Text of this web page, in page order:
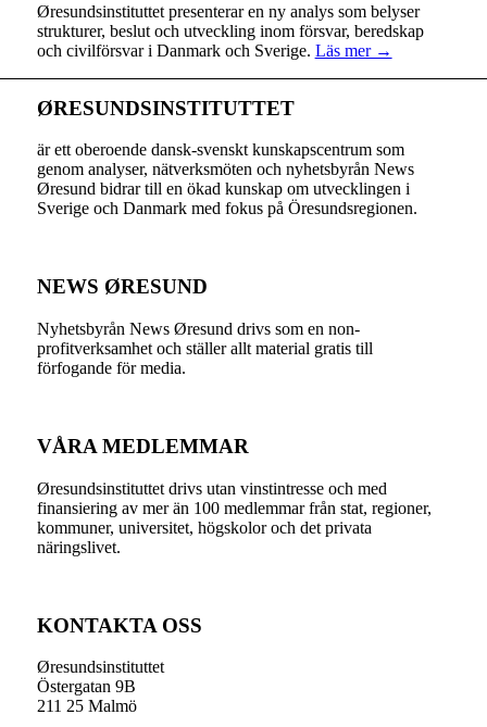
Øresundsinstituttet presenterar en ny analys som belyser
strukturer, beslut och utveckling inom försvar, beredskap
och civilförsvar i Danmark och Sverige. Läs mer →
ØRESUNDSINSTITUTTET
är ett oberoende dansk-svenskt kunskapscentrum som
genom analyser, nätverksmöten och nyhetsbyrån News
Øresund bidrar till en ökad kunskap om utvecklingen i
Sverige och Danmark med fokus på Öresundsregionen.
NEWS ØRESUND
Nyhetsbyrån News Øresund drivs som en non-
profitverksamhet och ställer allt material gratis till
förfogande för media.
VÅRA MEDLEMMAR
Øresundsinstituttet drivs utan vinst­intresse och med
finansiering av mer än 100 medlemmar från stat, regioner,
kommuner, universitet, högskolor och det privata
näringslivet.
KONTAKTA OSS
Øresundsinstituttet
Östergatan 9B
211 25 Malmö